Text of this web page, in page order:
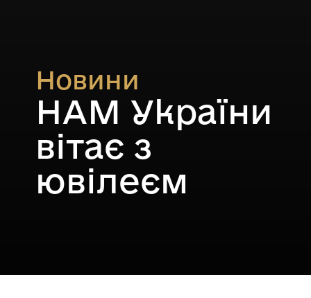
Новини
НАМ України
вітає з
ювілеєм